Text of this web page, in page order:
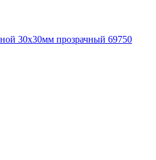
30х30мм прозрачный 69750